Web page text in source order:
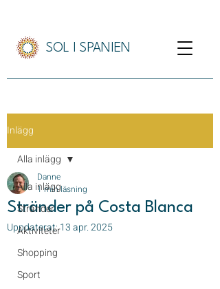
SOL I SPANIEN
Inlägg
Alla inlägg
Stränder
Aktiviteter
Shopping
Sport
Alla inlägg
Stränder på Costa Blanca
Danne
1 min läsning
Uppdaterat:13 apr. 2025